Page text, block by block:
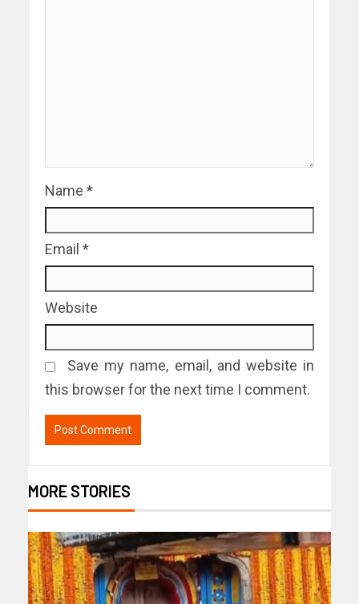
Name *
Email *
Website
Save my name, email, and website in
this browser for the next time I comment.
MORE STORIES